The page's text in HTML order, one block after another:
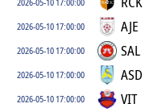
2026-05-10 17:00:00 AJE
2026-05-10 17:00:00 SAL
2026-05-10 17:00:00 ASD
2026-05-10 17:00:00 VIT